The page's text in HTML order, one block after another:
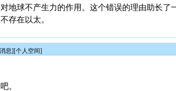
地球不产生力的作用。这个错误的理由助长了
存在以太。
息][个人空间]
。